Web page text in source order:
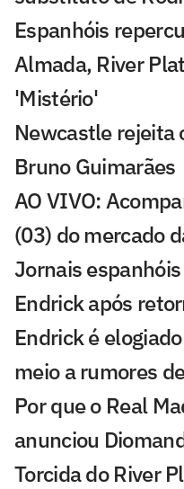
Espanhóis
Almada, River
'Mistério'
Newcastle rejeita
Bruno Guimarães
AO VIVO:
(03) do mercado
Jornais
Endrick após
Endrick é
meio a rumores
Por que o Real
anunciou
Torcida do River